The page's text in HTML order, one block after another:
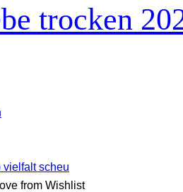
trocken
from Wishlist